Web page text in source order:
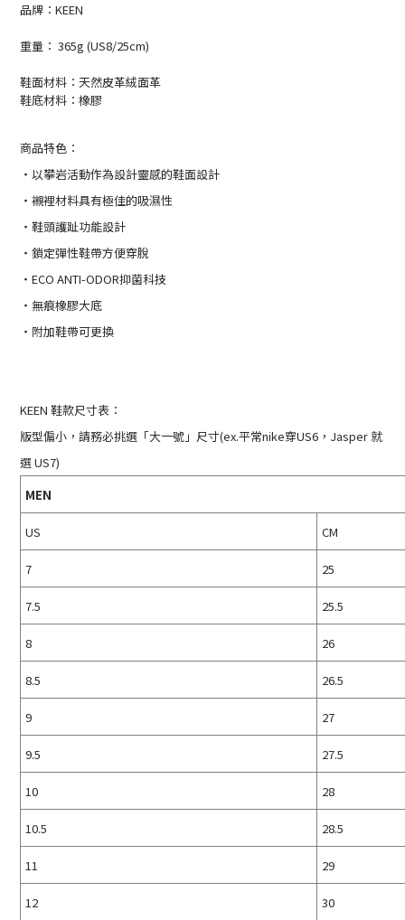
品牌：KEEN
重量： 365g (US8/25cm)
鞋面材料：天然皮革絨面革
鞋底材料：橡膠
商品特色：
・以攀岩活動作為設計靈感的鞋面設計
・襯裡材料具有極佳的吸濕性
・鞋頭護趾功能設計
・鎖定彈性鞋帶方便穿脫
・ECO ANTI-ODOR抑菌科技
・無痕橡膠大底
・附加鞋帶可更換
KEEN 鞋款尺寸表：
版型偏小，請務必挑選 「大一號」 尺寸(ex.平常nike穿US6，Jasper 就
選 US7)
MEN
US CM
7 25
7.5 25.5
8 26
8.5 26.5
9 27
9.5 27.5
10 28
10.5 28.5
11 29
12 30